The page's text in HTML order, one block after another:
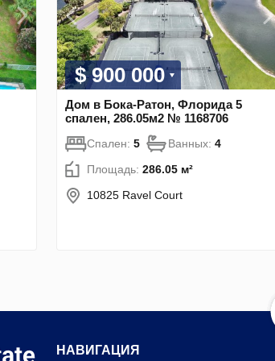
$ 900 000
Дом в Бока-Ратон, Флорида 5
спален, 286.05м2 № 1168706
Спален: 5 Ванных: 4
Площадь: 286.05 м²
10825 Ravel Court
НАВИГАЦИЯ